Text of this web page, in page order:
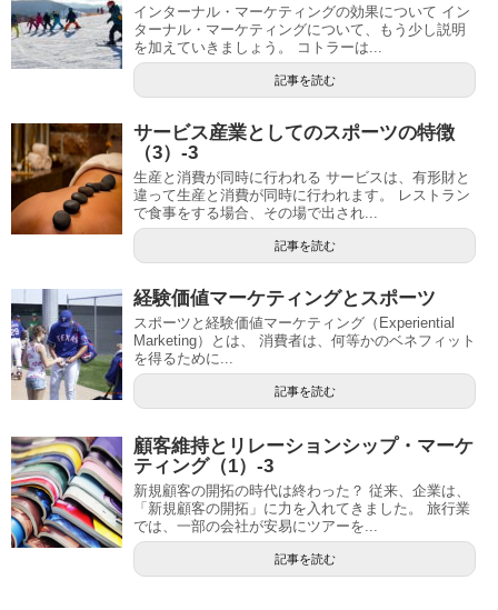
インターナル・マーケティングの効果について イン
ターナル・マーケティングについて、もう少し説明
を加えていきましょう。 コトラーは...
記事を読む
サービス産業としてのスポーツの特徴
（3）-3
生産と消費が同時に行われる サービスは、有形財と
違って生産と消費が同時に行われます。 レストラン
で食事をする場合、その場で出され...
記事を読む
経験価値マーケティングとスポーツ
スポーツと経験価値マーケティング（Experiential
Marketing）とは、 消費者は、何等かのベネフィット
を得るために...
記事を読む
顧客維持とリレーションシップ・マーケ
ティング（1）-3
新規顧客の開拓の時代は終わった？ 従来、企業は、
「新規顧客の開拓」に力を入れてきました。 旅行業
では、一部の会社が安易にツアーを...
記事を読む